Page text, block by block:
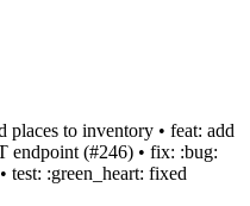
places to inventory • feat: add
endpoint (#246) • fix: :bug:
test: :green_heart: fixed